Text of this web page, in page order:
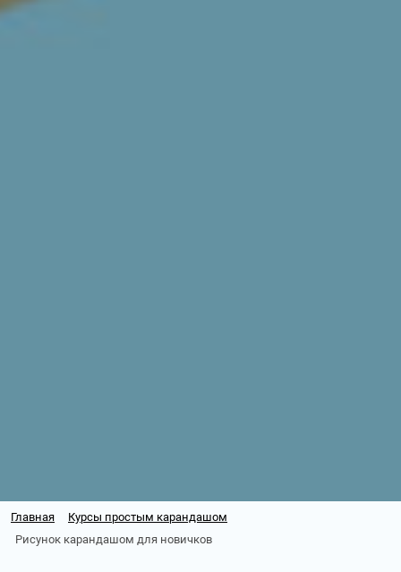
Главная
Курсы простым карандашом
Рисунок карандашом для новичков